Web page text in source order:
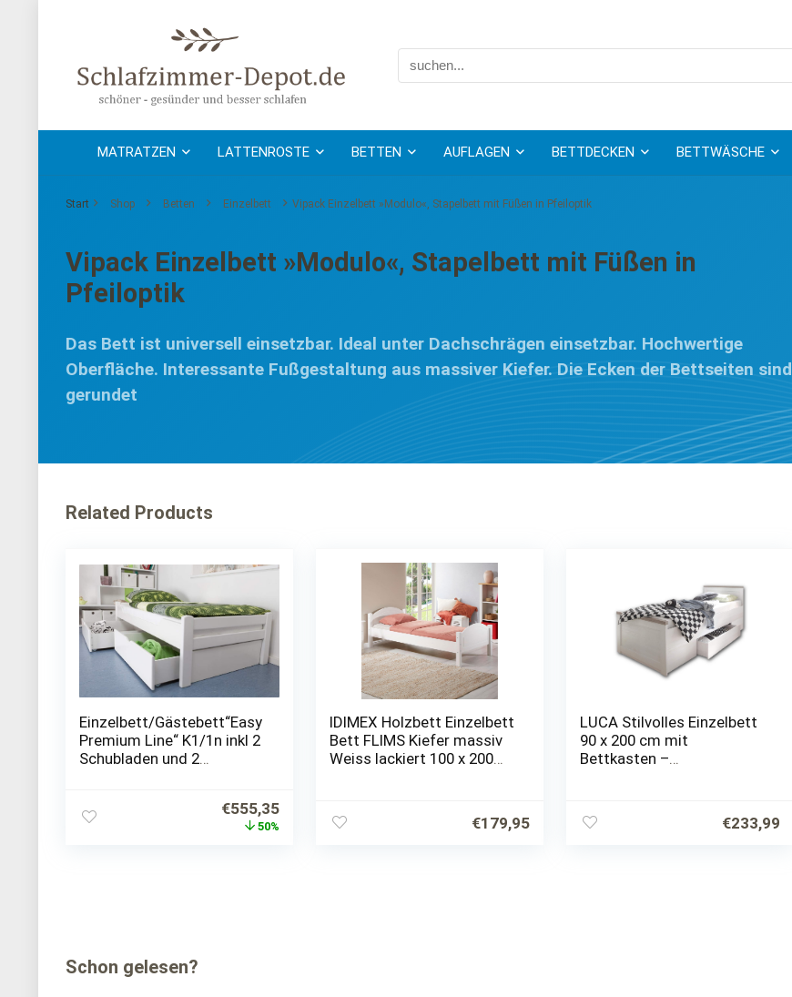
MATRATZEN LATTENROSTE BETTEN AUFLAGEN BETTDECKEN BETTWÄSCHE
Start Shop Betten Einzelbett Vipack Einzelbett »Modulo«, Stapelbett mit Füßen in Pfeiloptik
Vipack Einzelbett »Modulo«, Stapelbett mit Füßen in
Pfeiloptik
Das Bett ist universell einsetzbar. Ideal unter Dachschrägen einsetzbar. Hochwertige
Oberfläche. Interessante Fußgestaltung aus massiver Kiefer. Die Ecken der Bettseiten sind
gerundet
Related Products
Einzelbett/Gästebett“Easy
Premium Line“ K1/1n inkl 2
Schubladen und 2
weiß lackiert
Ursprünglicher
Preis
€555,35Aktueller
50%
IDIMEX Holzbett Einzelbett
Bett FLIMS Kiefer massiv
Weiss lackiert 100 x 200
€179,95
LUCA Stilvolles Einzelbett
90 x 200 cm mit
Bettkasten –
Jugendzimmer Bett in
Pinie Weiß / Trüffel – 96 x
€233,99
Schon gelesen?